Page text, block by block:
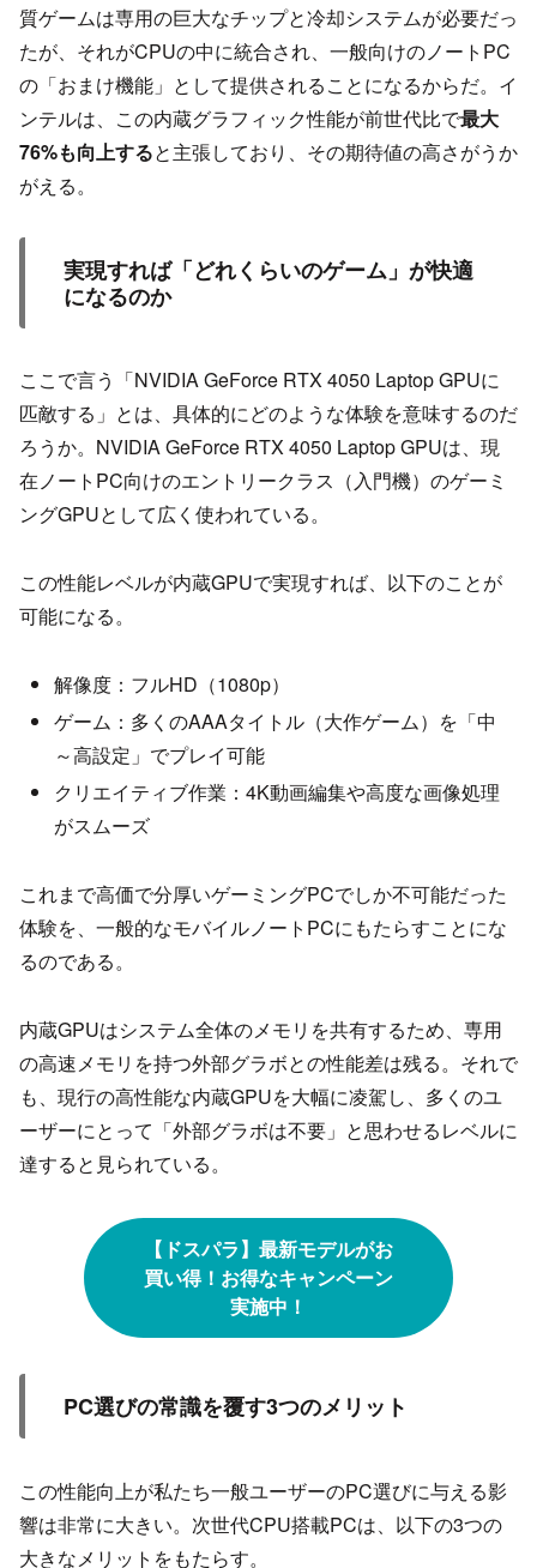
質ゲームは専用の巨大なチップと冷却システムが必要だっ
たが、それがCPUの中に統合され、一般向けのノートPC
の「おまけ機能」として提供されることになるからだ。イ
ンテルは、この内蔵グラフィック性能が前世代比で最大
76%も向上すると主張しており、その期待値の高さがうか
がえる。
実現すれば「どれくらいのゲーム」が快適
になるのか
ここで言う「NVIDIA GeForce RTX 4050 Laptop GPUに
匹敵する」とは、具体的にどのような体験を意味するのだ
ろうか。NVIDIA GeForce RTX 4050 Laptop GPUは、現
在ノートPC向けのエントリークラス（入門機）のゲーミ
ングGPUとして広く使われている。
この性能レベルが内蔵GPUで実現すれば、以下のことが
可能になる。
解像度：フルHD（1080p）
ゲーム：多くのAAAタイトル（大作ゲーム）を「中
～高設定」でプレイ可能
クリエイティブ作業：4K動画編集や高度な画像処理
がスムーズ
これまで高価で分厚いゲーミングPCでしか不可能だった
体験を、一般的なモバイルノートPCにもたらすことにな
るのである。
内蔵GPUはシステム全体のメモリを共有するため、専用
の高速メモリを持つ外部グラボとの性能差は残る。それで
も、現行の高性能な内蔵GPUを大幅に凌駕し、多くのユ
ーザーにとって「外部グラボは不要」と思わせるレベルに
達すると見られている。
【ドスパラ】最新モデルがお
買い得！お得なキャンペーン
実施中！
PC選びの常識を覆す3つのメリット
この性能向上が私たち一般ユーザーのPC選びに与える影
響は非常に大きい。次世代CPU搭載PCは、以下の3つの
大きなメリットをもたらす。